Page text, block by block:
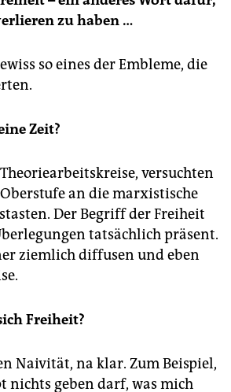
zu haben …
so eines der Embleme, die
Zeit?
versuchten
an die marxistische
Der Begriff der Freiheit
tatsächlich präsent.
ziemlich diffusen und eben
Freiheit?
Naivität, na klar. Zum Beispiel,
nichts geben darf, was mich